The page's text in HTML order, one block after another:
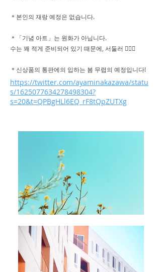
＊본인의 재랑 예정은 없습니다.
＊「기념 아트」는 원화가 아닙니다.
수는 꽤 적게 준비되어 있기 때문에, 서둘러 🙇🏼‍♂️
＊신상품의 통판에의 입하는 봄 무렵의 예정입니다!
https://twitter.com/ayaminakazawa/statu
s/1625077634278498304?
s=20&t=QPBgHLl6EQ_rF8tQpZUTXg